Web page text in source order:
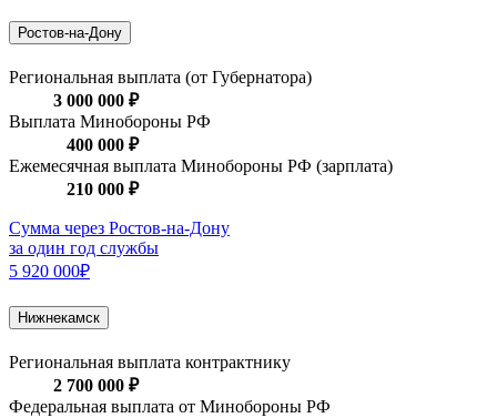
Ростов-на-Дону
Региональная выплата (от Губернатора)
3 000 000 ₽
Выплата Минобороны РФ
400 000 ₽
Ежемесячная выплата Минобороны РФ (зарплата)
210 000 ₽
Сумма через Ростов-на-Дону
за один год службы
5 920 000₽
Нижнекамск
Региональная выплата контрактнику
2 700 000 ₽
Федеральная выплата от Минобороны РФ